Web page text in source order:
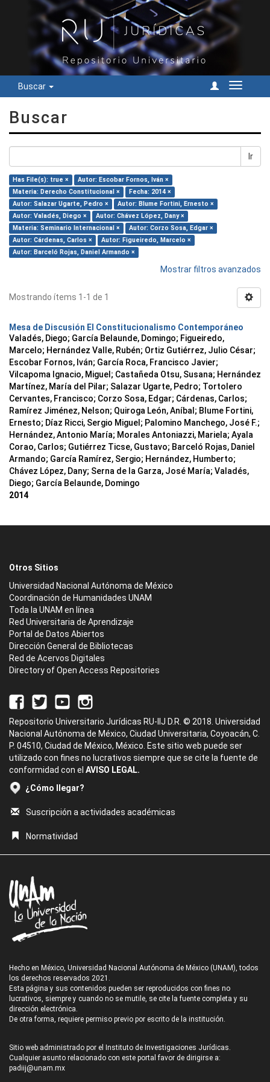
Buscar
Cambiar
Buscar
Ir
Has File(s): true ×
Autor: Escobar Fornos, Iván ×
Materia: Derecho Constitucional ×
Fecha: 2014 ×
Autor: Salazar Ugarte, Pedro ×
Autor: Blume Fortini, Ernesto ×
Autor: Valadés, Diego ×
Autor: Chávez López, Dany ×
Materia: Seminario Internacional ×
Autor: Corzo Sosa, Edgar ×
Autor: Cárdenas, Carlos ×
Autor: Figueiredo, Marcelo ×
Autor: Barceló Rojas, Daniel Armando ×
Mostrar filtros avanzados
Mostrando ítems 1-1 de 1
Mesa de Discusión El Constitucionalismo Contemporáneo
Valadés, Diego; García Belaunde, Domingo; Figueiredo,
Marcelo; Hernández Valle, Rubén; Ortiz Gutiérrez, Julio César;
Escobar Fornos, Iván; García Roca, Francisco Javier;
Vilcapoma Ignacio, Miguel ; Castañeda Otsu, Susana; Hernández
Martínez, María del Pilar; Salazar Ugarte, Pedro; Tortolero
Cervantes, Francisco; Corzo Sosa, Edgar; Cárdenas, Carlos;
Ramírez Jiménez, Nelson; Quiroga León, Aníbal ; Blume Fortini,
Ernesto; Díaz Ricci, Sergio Miguel ; Palomino Manchego, José F.;
Hernández, Antonio María; Morales Antoniazzi, Mariela; Ayala
Corao, Carlos; Gutiérrez Ticse, Gustavo; Barceló Rojas, Daniel
Armando; García Ramírez, Sergio; Hernández, Humberto;
Chávez López, Dany; Serna de la Garza, José María; Valadés,
Diego; García Belaunde, Domingo
2014
Otros Sitios
Universidad Nacional Autónoma de México
Coordinación de Humanidades UNAM
Toda la UNAM en línea
Red Universitaria de Aprendizaje
Portal de Datos Abiertos
Dirección General de Bibliotecas
Red de Acervos Digitales
Directory of Open Access Repositories
Repositorio Universitario Jurídicas RU-IIJ D.R. © 2018. Universidad
Nacional Autónoma de México, Ciudad Universitaria, Coyoacán, C.
P. 04510, Ciudad de México, México. Este sitio web puede ser
utilizado con fines no lucrativos siempre que se cite la fuente de
conformidad con el AVISO LEGAL.
¿Cómo llegar?
Suscripción a actividades académicas
Normatividad
Hecho en México, Universidad Nacional Autónoma de México (UNAM), todos
los derechos reservados 2021.
Esta página y sus contenidos pueden ser reproducidos con fines no
lucrativos, siempre y cuando no se mutile, se cite la fuente completa y su
dirección electrónica.
De otra forma, requiere permiso previo por escrito de la institución.
Sitio web administrado por el Instituto de Investigaciones Jurídicas.
Cualquier asunto relacionado con este portal favor de dirigirse a:
padiij@unam.mx